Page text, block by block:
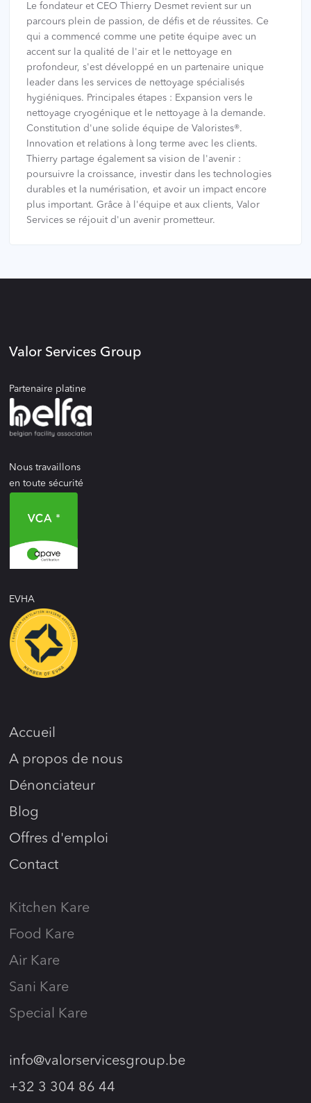
Le fondateur et CEO Thierry Desmet revient sur un
parcours plein de passion, de défis et de réussites. Ce
qui a commencé comme une petite équipe avec un
accent sur la qualité de l'air et le nettoyage en
profondeur, s'est développé en un partenaire unique
leader dans les services de nettoyage spécialisés
hygiéniques. Principales étapes : Expansion vers le
nettoyage cryogénique et le nettoyage à la demande.
Constitution d'une solide équipe de Valoristes®.
Innovation et relations à long terme avec les clients.
Thierry partage également sa vision de l'avenir :
poursuivre la croissance, investir dans les technologies
durables et la numérisation, et avoir un impact encore
plus important. Grâce à l'équipe et aux clients, Valor
Services se réjouit d'un avenir prometteur.
Valor Services Group
Partenaire platine
Nous travaillons
en toute sécurité
EVHA
Accueil
A propos de nous
Dénonciateur
Blog
Offres d'emploi
Contact
Kitchen Kare
Food Kare
Air Kare
Sani Kare
Special Kare
info@valorservicesgroup.be
+32 3 304 86 44